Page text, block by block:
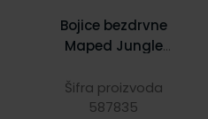
Bojice bezdrvne
Maped Jungle
Šifra proizvoda
587835